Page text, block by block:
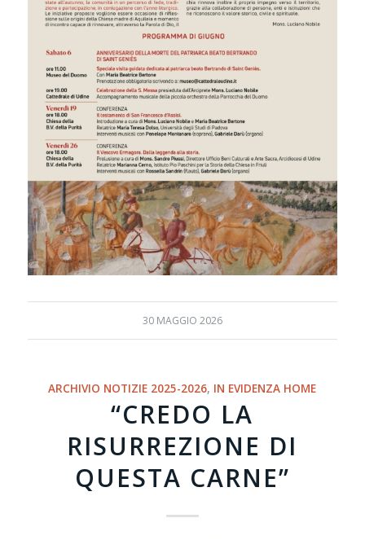
30 MAGGIO 2026
ARCHIVIO NOTIZIE 2025-2026, IN EVIDENZA HOME
“CREDO LA
RISURREZIONE DI
QUESTA CARNE”